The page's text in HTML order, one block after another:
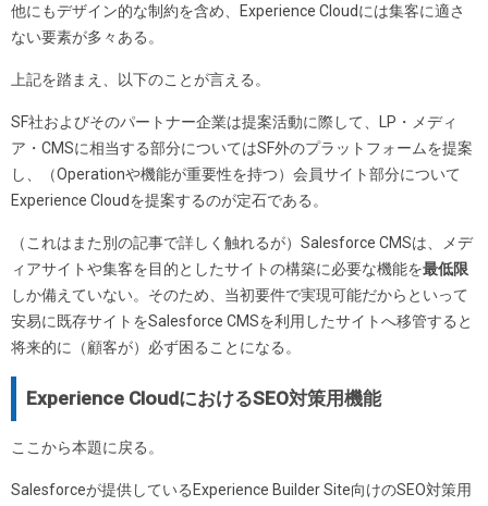
他にもデザイン的な制約を含め、Experience Cloudには集客に適さ
ない要素が多々ある。
上記を踏まえ、以下のことが言える。
SF社およびそのパートナー企業は提案活動に際して、LP・メディ
ア・CMSに相当する部分についてはSF外のプラットフォームを提案
し、（Operationや機能が重要性を持つ）会員サイト部分について
Experience Cloudを提案するのが定石である。
（これはまた別の記事で詳しく触れるが）Salesforce CMSは、メデ
ィアサイトや集客を目的としたサイトの構築に必要な機能を最低限
しか備えていない。そのため、当初要件で実現可能だからといって
安易に既存サイトをSalesforce CMSを利用したサイトへ移管すると
将来的に（顧客が）必ず困ることになる。
Experience CloudにおけるSEO対策用機能
ここから本題に戻る。
Salesforceが提供しているExperience Builder Site向けのSEO対策用